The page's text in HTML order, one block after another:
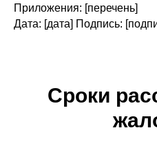
Приложения: [перечень]
Дата: [дата] Подпись:
Сроки